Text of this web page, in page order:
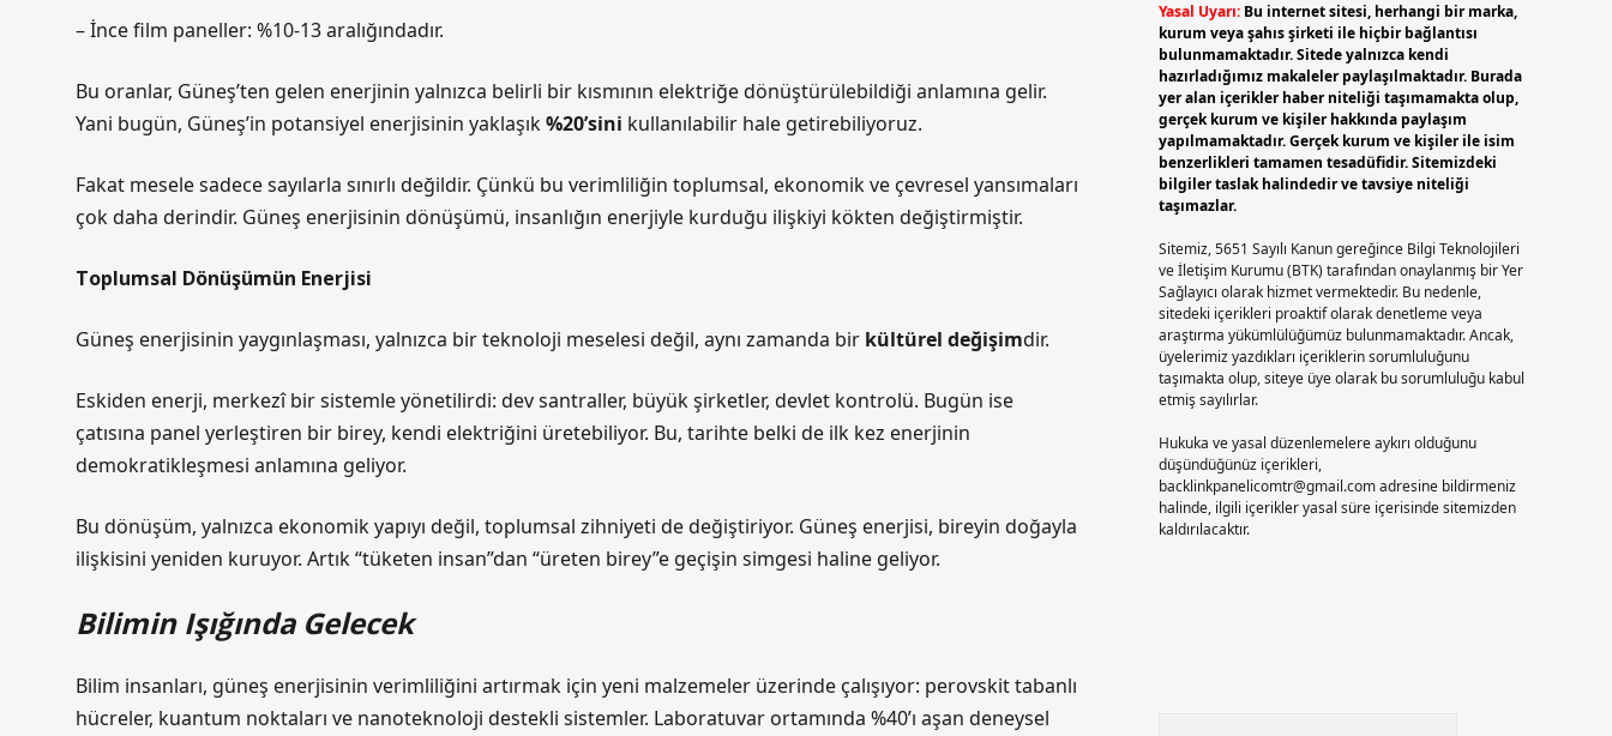
– İnce film paneller: %10-13 aralığındadır.
Bu oranlar, Güneş’ten gelen enerjinin yalnızca belirli bir kısmının elektriğe dönüştürülebildiği anlamına gelir.
Yani bugün, Güneş’in potansiyel enerjisinin yaklaşık%20’sini kullanılabilir hale getirebiliyoruz.
Fakat mesele sadece sayılarla sınırlı değildir. Çünkü bu verimliliğin toplumsal, ekonomik ve çevresel yansımaları
çok daha derindir. Güneş enerjisinin dönüşümü, insanlığın enerjiyle kurduğu ilişkiyi kökten değiştirmiştir.
Toplumsal Dönüşümün Enerjisi
Güneş enerjisinin yaygınlaşması, yalnızca bir teknoloji meselesi değil, aynı zamanda bir kültürel değişimdir.
Eskiden enerji, merkezî bir sistemle yönetilirdi: dev santraller, büyük şirketler, devlet kontrolü. Bugün ise
çatısına panel yerleştiren bir birey, kendi elektriğini üretebiliyor. Bu, tarihte belki de ilk kez enerjinin
demokratikleşmesi anlamına geliyor.
Bu dönüşüm, yalnızca ekonomik yapıyı değil, toplumsal zihniyeti de değiştiriyor. Güneş enerjisi, bireyin doğayla
ilişkisini yeniden kuruyor. Artık “tüketen insan”dan “üreten birey”e geçişin simgesi haline geliyor.
Bilimin Işığında Gelecek
Bilim insanları, güneş enerjisinin verimliliğini artırmak için yeni malzemeler üzerinde çalışıyor: perovskit tabanlı
hücreler, kuantum noktaları ve nanoteknoloji destekli sistemler. Laboratuvar ortamında %40’ı aşan deneysel
Yasal Uyarı: Bu internet sitesi, herhangi bir marka,
kurum veya şahıs şirketi ile hiçbir bağlantısı
bulunmamaktadır. Sitede yalnızca kendi
hazırladığımız makaleler paylaşılmaktadır. Burada
yer alan içerikler haber niteliği taşımamakta olup,
gerçek kurum ve kişiler hakkında paylaşım
yapılmamaktadır. Gerçek kurum ve kişiler ile isim
benzerlikleri tamamen tesadüfidir. Sitemizdeki
bilgiler taslak halindedir ve tavsiye niteliği
taşımazlar.
Sitemiz, 5651 Sayılı Kanun gereğince Bilgi Teknolojileri
ve İletişim Kurumu (BTK) tarafından onaylanmış bir Yer
Sağlayıcı olarak hizmet vermektedir. Bu nedenle,
sitedeki içerikleri proaktif olarak denetleme veya
araştırma yükümlülüğümüz bulunmamaktadır. Ancak,
üyelerimiz yazdıkları içeriklerin sorumluluğunu
taşımakta olup, siteye üye olarak bu sorumluluğu kabul
etmiş sayılırlar.
Hukuka ve yasal düzenlemelere aykırı olduğunu
düşündüğünüz içerikleri,
backlinkpanelicomtr@gmail.comadresine bildirmeniz
halinde, ilgili içerikler yasal süre içerisinde sitemizden
kaldırılacaktır.